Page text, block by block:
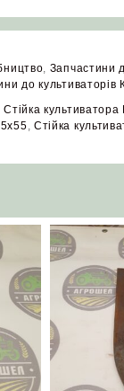
Запчастини
до культиваторів
,Стійка
Стійка